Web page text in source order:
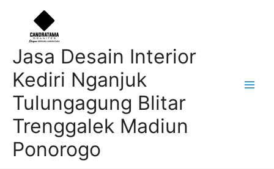
Jasa Desain Interior
Kediri Nganjuk
Tulungagung Blitar
Trenggalek Madiun
Ponorogo
navigation